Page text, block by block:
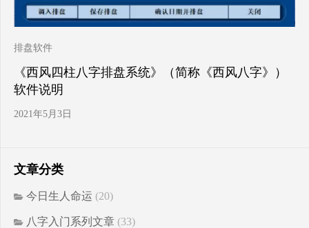
排盘软件
《西风四柱八字排盘系统》（简称《西风八字》）
软件说明
2021年5月3日
文章分类
今日生人命运 (20)
八字入门系列文章 (33)